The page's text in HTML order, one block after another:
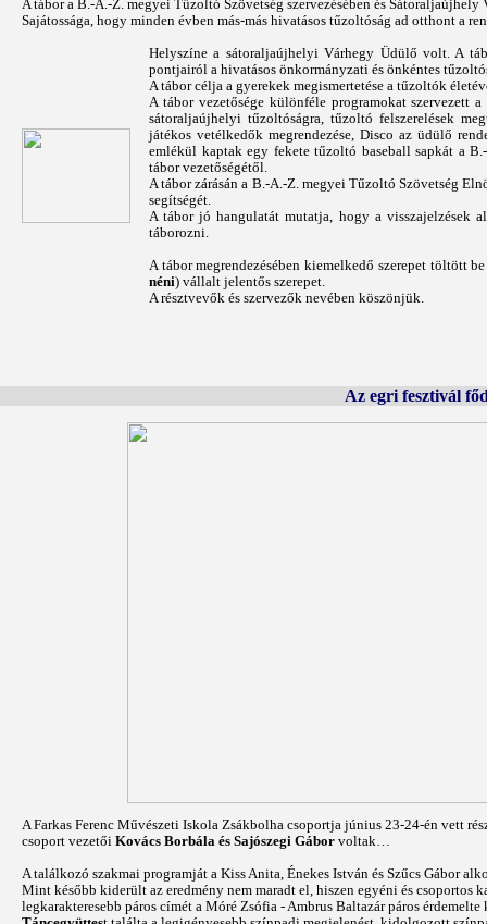
A tábor a B.-A.-Z. megyei Tűzoltó Szövetség szervezésében és
Sajátossága, hogy minden évben más-más hivatásos tűzoltóság ad otthont a
Helyszíne a sátoraljaújhelyi Várhegy Üdülő volt. A
pontjairól a hivatásos önkormányzati és önkéntes
A tábor célja a gyerekek megismertetése a tűzoltók
A tábor vezetősége különféle programokat szervezett
sátoraljaújhelyi tűzoltóságra, tűzoltó felszerelések
játékos vetélkedők megrendezése, Disco az üdülő
emlékül kaptak egy fekete tűzoltó baseball sapkát a
tábor vezetőségétől.
A tábor zárásán a B.-A.-Z. megyei Tűzoltó Szövetség
segítségét.
A tábor jó hangulatát mutatja, hogy a visszajelzések
táborozni.
A tábor megrendezésében kiemelkedő szerepet töltött
néni) vállalt jelentős szerepet.
A résztvevők és szervezők nevében köszönjük.
Az egri fesztivál
A Farkas Ferenc Művészeti Iskola Zsákbolha csoportja június 23-24-én vett
csoport vezetői Kovács Borbála és Sajószegi Gábor voltak…
A találkozó szakmai programját a Kiss Anita, Énekes István és Szűcs Gábor
Mint később kiderült az eredmény nem maradt el, hiszen egyéni és csoportos
legkarakteresebb páros címét a Móré Zsófia - Ambrus Baltazár páros